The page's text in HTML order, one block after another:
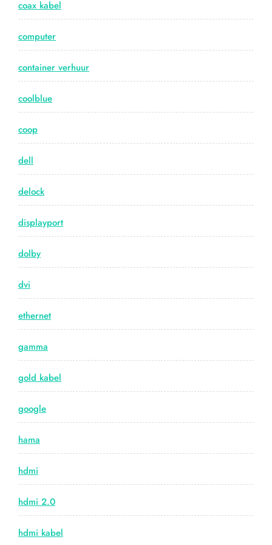
coax kabel
computer
container verhuur
coolblue
coop
dell
delock
displayport
dolby
dvi
ethernet
gamma
gold kabel
google
hama
hdmi
hdmi 2.0
hdmi kabel